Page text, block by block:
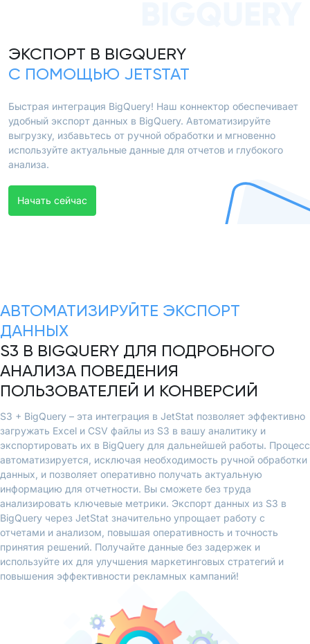
ЭКСПОРТ В BIGQUERY
С ПОМОЩЬЮ JETSTAT
Быстрая интеграция BigQuery! Наш коннектор обеспечивает
удобный экспорт данных в BigQuery. Автоматизируйте
выгрузку, избавьтесь от ручной обработки и мгновенно
используйте актуальные данные для отчетов и глубокого
анализа.
Начать сейчас
АВТОМАТИЗИРУЙТЕ ЭКСПОРТ
ДАННЫХ
S3 В BIGQUERY ДЛЯ ПОДРОБНОГО
АНАЛИЗА ПОВЕДЕНИЯ
ПОЛЬЗОВАТЕЛЕЙ И КОНВЕРСИЙ
S3 + BigQuery – эта интеграция в JetStat позволяет эффективно
загружать Excel и CSV файлы из S3 в вашу аналитику и
экспортировать их в BigQuery для дальнейшей работы. Процесс
автоматизируется, исключая необходимость ручной обработки
данных, и позволяет оперативно получать актуальную
информацию для отчетности. Вы сможете без труда
анализировать ключевые метрики. Экспорт данных из S3 в
BigQuery через JetStat значительно упрощает работу с
отчетами и анализом, повышая оперативность и точность
принятия решений. Получайте данные без задержек и
используйте их для улучшения маркетинговых стратегий и
повышения эффективности рекламных кампаний!